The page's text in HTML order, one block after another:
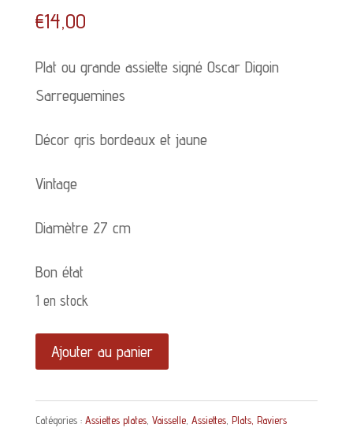
€14,00
Plat ou grande assiette signé Oscar Digoin
Sarreguemines
Décor gris bordeaux et jaune
Vintage
Diamètre 27 cm
Bon état
1 en stock
quantité
de
Plat
Ajouter au panier
Catégories : Assiettes plates, Vaisselle, Assiettes, Plats, Raviers